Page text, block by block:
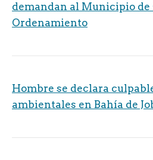
demandan al Municipio de
Ordenamiento
Hombre se declara
ambientales en Bahía de